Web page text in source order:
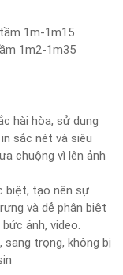
1m-1m15
1m2-1m35
hài hòa, sử dụng
sắc nét và siêu
chuộng vì lên ảnh
biệt, tạo nên sự
và dễ phân biệt
ảnh, video.
trọng, không bị